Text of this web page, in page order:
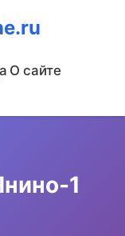
О сайте
1